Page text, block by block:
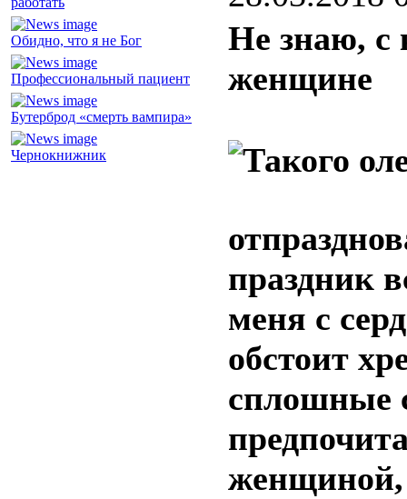
Обидно, что я не Бог
Профессиональный пациент
Бутерброд «смерть вампира»
Чернокнижник
Не знаю, с
женщине
праздник
меня с
обстоит
сплошные
женщиной,